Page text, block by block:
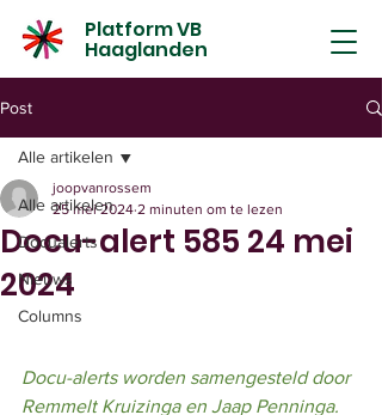
Platform VB
Haaglanden
Post
Alle artikelen
Docualerts
Nieuws
Columns
Alle artikelen
Docu-alert 585 24 mei
2024
joopvanrossem
25 mei 2024 2 minuten om te lezen
Docu-alerts worden samengesteld door
Remmelt Kruizinga en Jaap Penninga.